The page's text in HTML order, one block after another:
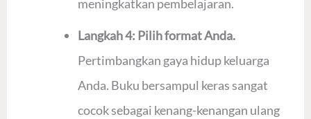
meningkatkan pembelajaran.
Langkah 4: Pilih format Anda.
Pertimbangkan gaya hidup keluarga
Anda. Buku bersampul keras sangat
cocok sebagai kenang-kenangan ulang